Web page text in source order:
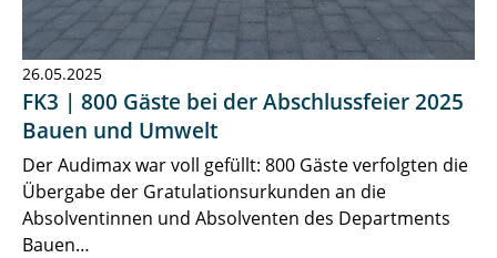
26.05.2025
FK3 | 800 Gäste bei der Abschlussfeier 2025
Bauen und Umwelt
Der Audimax war voll gefüllt: 800 Gäste verfolgten die
Übergabe der Gratulationsurkunden an die
Absolventinnen und Absolventen des Departments
Bauen…